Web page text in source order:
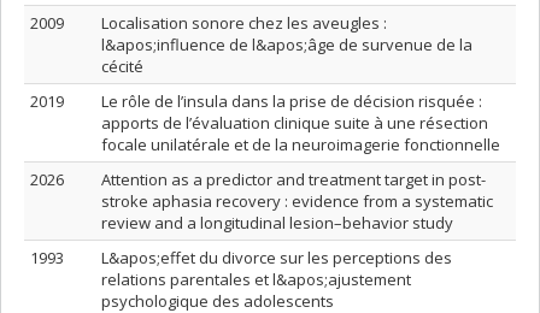
2009
Localisation sonore chez les aveugles :
l&apos;influence de l&apos;âge de survenue de la
cécité
2019
Le rôle de l’insula dans la prise de décision risquée :
apports de l’évaluation clinique suite à une résection
focale unilatérale et de la neuroimagerie fonctionnelle
2026
Attention as a predictor and treatment target in post-
stroke aphasia recovery : evidence from a systematic
review and a longitudinal lesion–behavior study
1993
L&apos;effet du divorce sur les perceptions des
relations parentales et l&apos;ajustement
psychologique des adolescents